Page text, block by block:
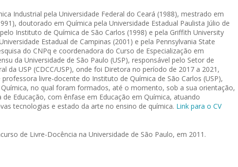
Industrial pela Universidade Federal do Ceará (1988), mestrado em
doutorado em Química pela Universidade Estadual Paulista Júlio de
Instituto de Química de São Carlos (1998) e pela Griffith University
Estadual de Campinas (2001) e pela Pennsylvania State
do CNPq e coordenadora do Curso de Especialização em
da Universidade de São Paulo (USP), responsável pelo Setor de
da USP (CDCC/USP), onde foi Diretora no período de 2017 a 2021,
livre-docente do Instituto de Química de São Carlos (USP),
no qual foram formados, até o momento, sob a sua orientação,
Educação, com ênfase em Educação em Química, atuando
tecnologias e estado da arte no ensino de química. Link para o CV
de Livre-Docência na Universidade de São Paulo, em 2011.